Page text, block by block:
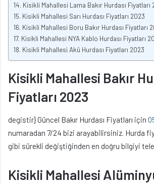
Kisikli Mahallesi Lama Bakır Hurdası Fiyatları
Kisikli Mahallesi Sarı Hurdası Fiyatları 2023
Kisikli Mahallesi Boru Bakır Hurdası Fiyatları
Kisikli Mahallesi NYA Kablo Hurdası Fiyatları
Kisikli Mahallesi Akü Hurdası Fiyatları 2023
Kisikli Mahallesi Bakır
Fiyatları 2023
degistir} Güncel Bakır Hurdası Fiyatları için
numaradan 7/24 bizi arayabilirsiniz. Hurda
gibi sürekli değiştiğinden en doğru bilgiyi
Kisikli Mahallesi